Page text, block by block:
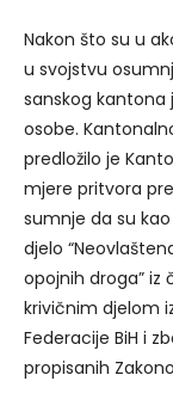
Nakon što su u
u svojstvu
sanskog kantona
osobe.
predložilo je
mjere pritvora
sumnje da su
djelo
opojnih droga” iz
krivičnim djelom
Federacije BiH i
propisanih